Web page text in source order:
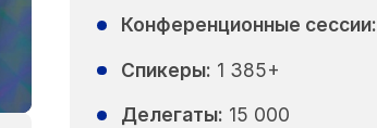
Конференционные сессии:
Спикеры: 1 385+
Делегаты: 15 000